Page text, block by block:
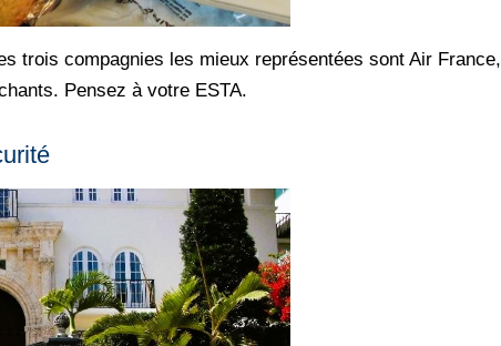
trois compagnies les mieux représentées sont Air France,
Pensez à votre ESTA.